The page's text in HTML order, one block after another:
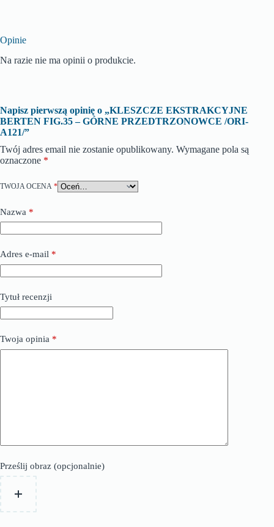
Opinie
Na razie nie ma opinii o produkcie.
Napisz pierwszą opinię o „KLESZCZE EKSTRAKCYJNE
BERTEN FIG.35 – GÓRNE PRZEDTRZONOWCE /ORI-
A121/”
Twój adres email nie zostanie opublikowany. Wymagane pola są
oznaczone *
TWOJA OCENA *
Nazwa *
Adres e-mail *
Tytuł recenzji
Twoja opinia *
Prześlij obraz (opcjonalnie)